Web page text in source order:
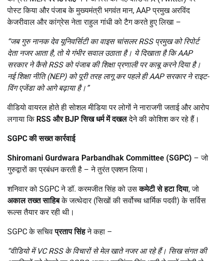
पोस्ट किया और पंजाब के मुख्यमंत्री भगवंत मान, AAP प्रमुख अरविंद
केजरीवाल और कांग्रेस नेता राहुल गांधी को टैग करते हुए लिखा –
“जब गुरु नानक देव यूनिवर्सिटी का वाइस चांसलरRSS प्रमुख को रिपोर्ट
देता नजर आता है, तो ये गंभीर सवाल उठाता है। ये दिखाता है किAAP
सरकार ने कैसेRSS को पंजाब की शिक्षा प्रणाली पर काबू करने दिया है।
नई शिक्षा नीति (NEP) को पूरी तरह लागू कर पहले हीAAP सरकार ने राइट-
विंग एजेंडा को आगे बढ़ाया है।”
वीडियो वायरल होते ही सोशल मीडिया पर लोगों ने नाराजगी जताई और आरोप
लगाया कि RSS और BJPसिख धर्म में दखलदेने की कोशिश कर रहे हैं।
SGPCकी सख्त कार्रवाई
Shiromani Gurdwara Parbandhak Committee (SGPC) – जो
गुरुद्वारों का प्रबंधन करती है – ने तुरंत एक्शन लिया।
शनिवार को SGPC ने डॉ. करमजीत सिंह को उसकमेटी से हटा दिया, जो
अकाल तख्त साहिबके जत्थेदार (सिखों की सर्वोच्च धार्मिक पदवी) के सर्विस
रूल्स तैयार कर रही थी।
SGPC के सचिवप्रताप सिंहने कहा –
“वीडियो में VC RSS के विचारों से मेल खाते नजर आ रहे हैं। सिख संगत की